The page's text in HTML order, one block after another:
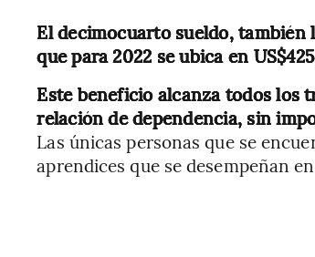
El decimocuarto sueldo, también
que para 2022 se ubica en
Este beneficio alcanza todos los
relación de dependencia, sin
Las únicas personas que se
aprendices que se desempeñan